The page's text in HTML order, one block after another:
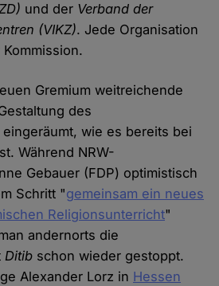
und der Verband der
(VIKZ). Jede Organisation
Gremium weitreichende
des
wie es bereits bei
Während NRW-
Gebauer (FDP) optimistisch
Schritt "gemeinsam ein neues
Religionsunterricht"
andernorts die
Ditib schon wieder gestoppt.
Alexander Lorz in Hessen